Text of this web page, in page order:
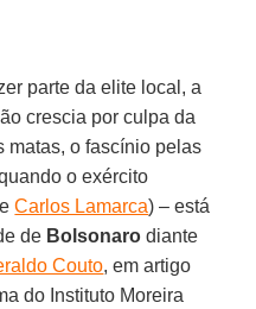
parte da elite local, a
crescia por culpa da
matas, o fascínio pelas
o exército
Carlos Lamarca) – está
de Bolsonaro diante
Couto, em artigo
do Instituto Moreira